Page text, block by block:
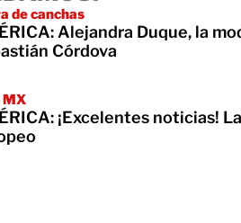
de canchas
Alejandra Duque, la
Córdova
MX
¡Excelentes noticias!